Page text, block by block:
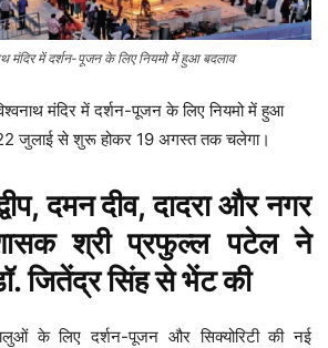
मंदिर में दर्शन-पूजन के लिए नियमो में हुआ बदलाव
मंदिर में दर्शन-पूजन के लिए नियमो में हुआ
22 जुलाई से शुरू होकर 19 अगस्त तक चलेगा।
दमन दीव, दादरा और नगर
श्री प्रफुल्ल पटेल ने
जितेंद्र सिंह से भेंट की
के लिए दर्शन-पूजन और सिक्योरिटी की नई